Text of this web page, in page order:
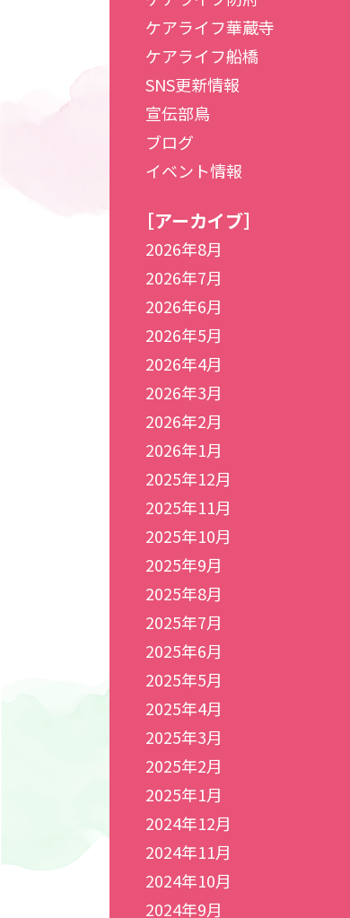
ケアライフ華蔵寺
ケアライフ船橋
SNS更新情報
宣伝部鳥
ブログ
イベント情報
［アーカイブ］
2026年8月
2026年7月
2026年6月
2026年5月
2026年4月
2026年3月
2026年2月
2026年1月
2025年12月
2025年11月
2025年10月
2025年9月
2025年8月
2025年7月
2025年6月
2025年5月
2025年4月
2025年3月
2025年2月
2025年1月
2024年12月
2024年11月
2024年10月
2024年9月